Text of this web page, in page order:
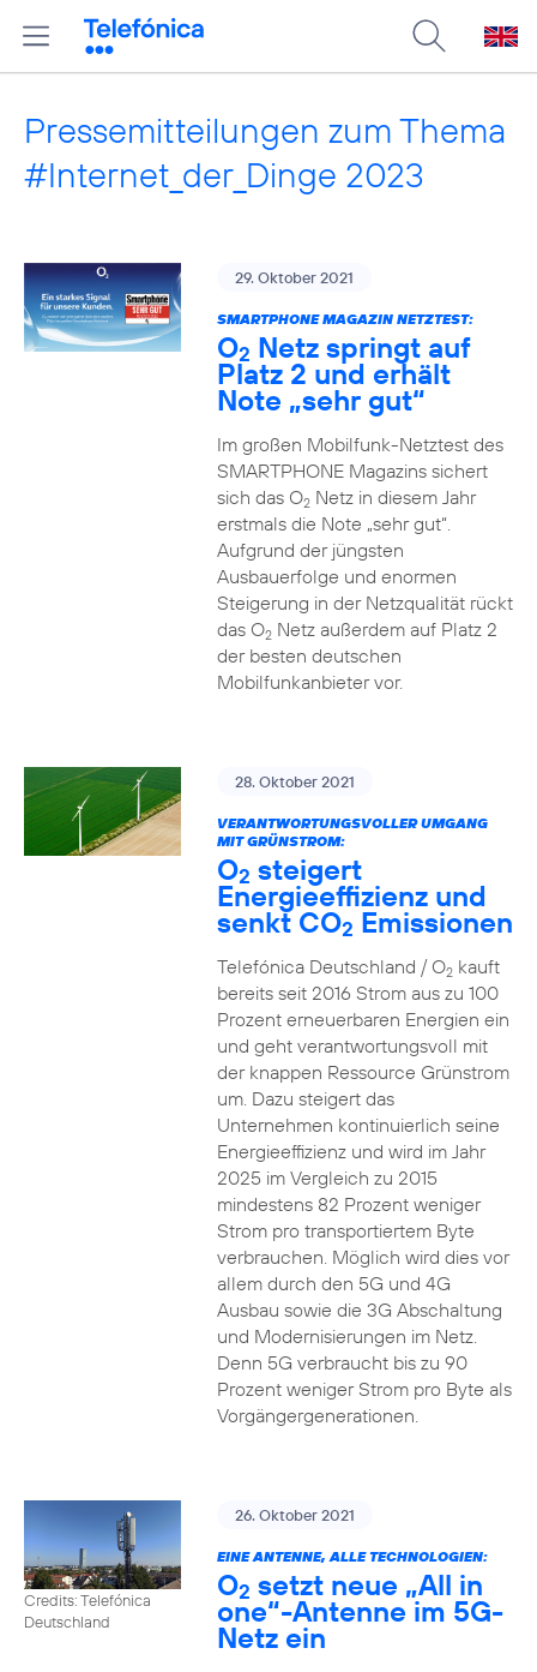
Pressemitteilungen zum Thema
#Internet_der_Dinge 2023
29. Oktober 2021
SMARTPHONE MAGAZIN NETZTEST:
O2 Netz springt auf
Platz 2 und erhält
Note „sehr gut“
Im großen Mobilfunk-Netztest des
SMARTPHONE Magazins sichert
sich das O2Netz in diesem Jahr
erstmals die Note „sehr gut“.
Aufgrund der jüngsten
Ausbauerfolge und enormen
Steigerung in der Netzqualität rückt
das O2Netz außerdem auf Platz 2
der besten deutschen
Mobilfunkanbieter vor.
28. Oktober 2021
VERANTWORTUNGSVOLLER UMGANG
MIT GRÜNSTROM:
O2 steigert
Energieeffizienz und
senkt CO2 Emissionen
Telefónica Deutschland / O2kauft
bereits seit 2016 Strom aus zu 100
Prozent erneuerbaren Energien ein
und geht verantwortungsvoll mit
der knappen Ressource Grünstrom
um. Dazu steigert das
Unternehmen kontinuierlich seine
Energieeffizienz und wird im Jahr
2025 im Vergleich zu 2015
mindestens 82 Prozent weniger
Strom pro transportiertem Byte
verbrauchen. Möglich wird dies vor
allem durch den 5G und 4G
Ausbau sowie die 3G Abschaltung
und Modernisierungen im Netz.
Denn 5G verbraucht bis zu 90
Prozent weniger Strom pro Byte als
Vorgängergenerationen.
Credits: Telefónica
Deutschland
26. Oktober 2021
EINE ANTENNE, ALLE TECHNOLOGIEN:
O2 setzt neue „All in
one“-Antenne im 5G-
Netz ein